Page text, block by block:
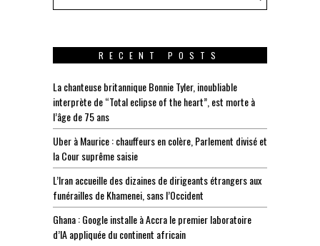
RECENT POSTS
La chanteuse britannique Bonnie Tyler, inoubliable
interprète de “Total eclipse of the heart”, est morte à
l’âge de 75 ans
Uber à Maurice : chauffeurs en colère, Parlement divisé et
la Cour suprême saisie
L’Iran accueille des dizaines de dirigeants étrangers aux
funérailles de Khamenei, sans l’Occident
Ghana : Google installe à Accra le premier laboratoire
d’IA appliquée du continent africain